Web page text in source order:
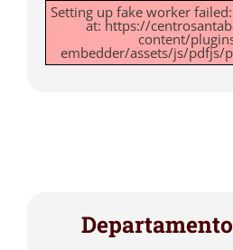
Setting up fake worker
at: https://
content/
embedder/assets/js/pdfjs/